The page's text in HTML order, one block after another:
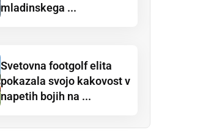
mladinskega ...
Svetovna footgolf elita
pokazala svojo kakovost v
napetih bojih na ...